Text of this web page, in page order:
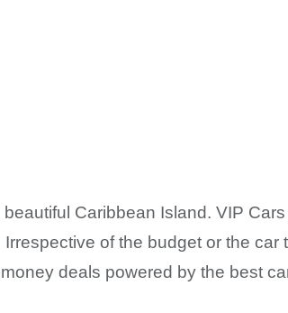
Caribbean Island. VIP
of the budget or the
deals powered by the best